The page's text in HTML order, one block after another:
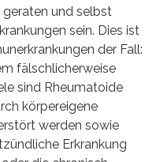
und selbst
sein. Dies ist
der Fall:
fälschlicherweise
sind Rheumatoide
körpereigene
werden sowie
Erkrankung